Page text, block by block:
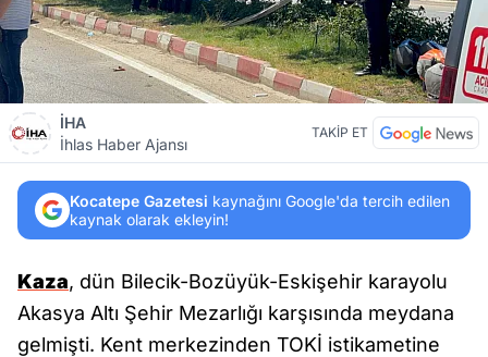
İHA
İhlas Haber Ajansı
TAKİP ET
Kocatepe Gazetesi kaynağını Google'da tercih edilen
kaynak olarak ekleyin!
Kaza, dün Bilecik-Bozüyük-Eskişehir karayolu
Akasya Altı Şehir Mezarlığı karşısında meydana
gelmişti. Kent merkezinden TOKİ istikametine